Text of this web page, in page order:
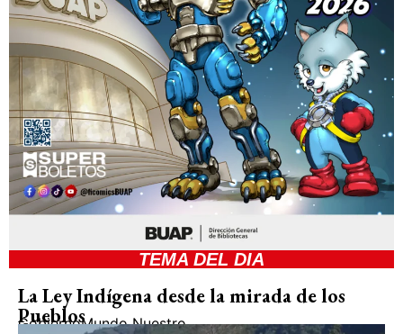
TEMA DEL DIA
La Ley Indígena desde la mirada de los
Pueblos
GobiernoMundo Nuestro